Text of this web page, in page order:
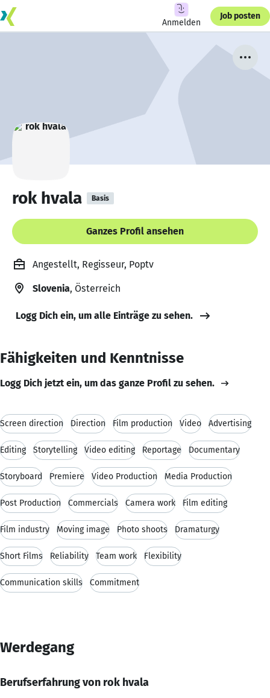
Anmelden
Job posten
rok hvala Basis
Ganzes Profil ansehen
Angestellt, Regisseur, Poptv
Slovenia, Österreich
Logg Dich ein, um alle Einträge zu sehen.
Fähigkeiten und Kenntnisse
Logg Dich jetzt ein, um das ganze Profil zu sehen.
Screen direction Direction Film production Video Advertising
Editing Storytelling Video editing Reportage Documentary
Storyboard Premiere Video Production Media Production
Post Production Commercials Camera work Film editing
Film industry Moving image Photo shoots Dramaturgy
Short Films Reliability Team work Flexibility
Communication skills Commitment
Werdegang
Berufserfahrung von rok hvala